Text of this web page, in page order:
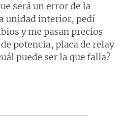
será un error de la
unidad interior, pedí
y me pasan precios
potencia, placa de relay
puede ser la que falla?